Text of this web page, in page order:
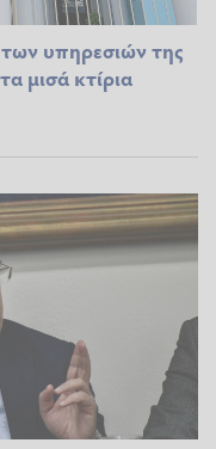
υπηρεσιών της
μισά κτίρια